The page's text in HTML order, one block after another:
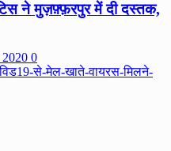
ने मुज़फ़्फ़रपुर में दी दस्तक,
0